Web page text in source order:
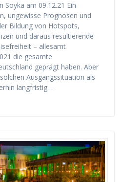
Soyka am 09.12.21 Ein
ungewisse Prognosen und
Bildung von Hotspots,
und daraus resultierende
– allesamt
die gesamte
geprägt haben. Aber
Ausgangssituation als
langfristig…